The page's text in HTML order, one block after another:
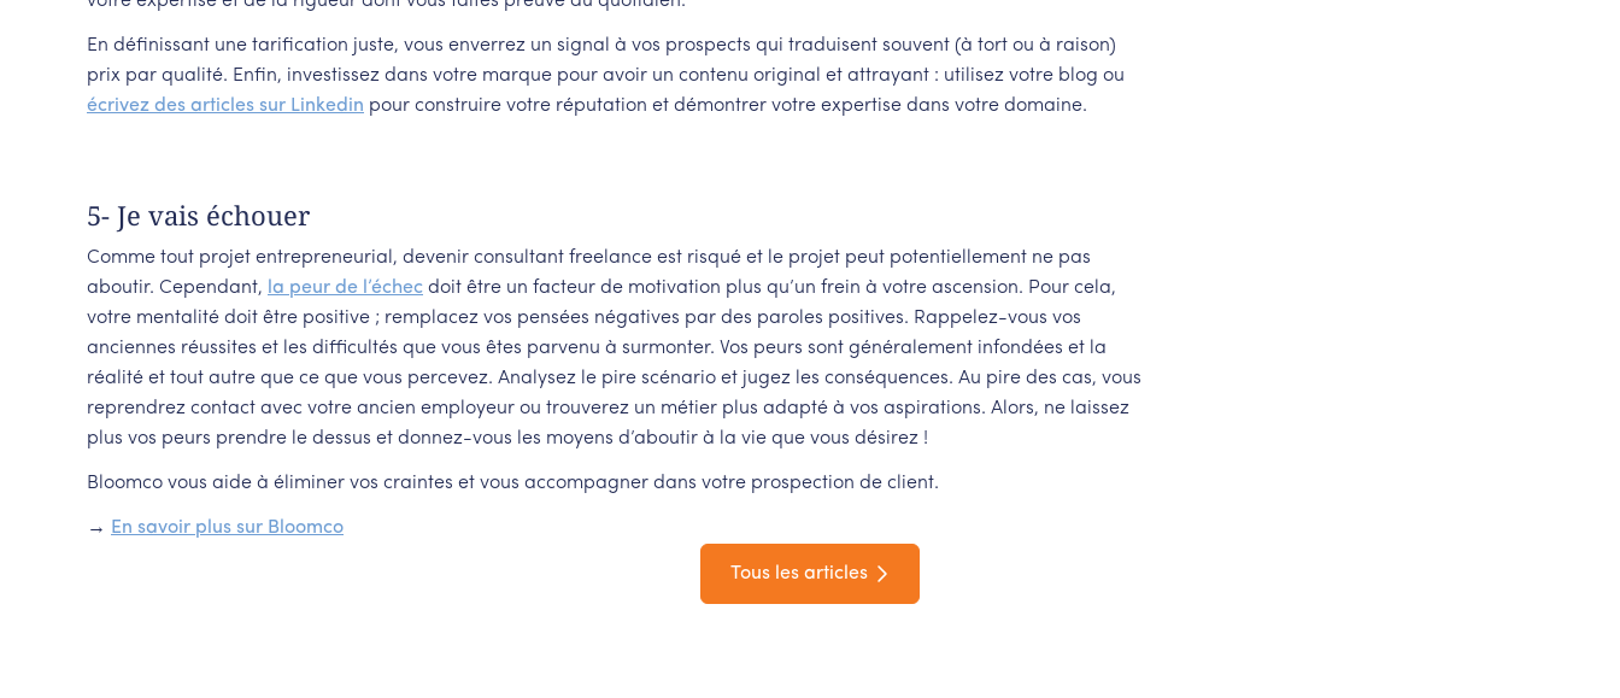
En définissant une tarification juste, vous enverrez un signal à vos prospects qui traduisent souvent (à tort ou à raison)
prix par qualité. Enfin, investissez dans votre marque pour avoir un contenu original et attrayant : utilisez votre blog ou
écrivez des articles sur Linkedin pour construire votre réputation et démontrer votre expertise dans votre domaine.
5- Je vais échouer
Comme tout projet entrepreneurial, devenir consultant freelance est risqué et le projet peut potentiellement ne pas
aboutir. Cependant, la peur de l’échec doit être un facteur de motivation plus qu’un frein à votre ascension. Pour cela,
votre mentalité doit être positive ; remplacez vos pensées négatives par des paroles positives. Rappelez-vous vos
anciennes réussites et les difficultés que vous êtes parvenu à surmonter. Vos peurs sont généralement infondées et la
réalité et tout autre que ce que vous percevez. Analysez le pire scénario et jugez les conséquences. Au pire des cas, vous
reprendrez contact avec votre ancien employeur ou trouverez un métier plus adapté à vos aspirations. Alors, ne laissez
plus vos peurs prendre le dessus et donnez-vous les moyens d’aboutir à la vie que vous désirez !
Bloomco vous aide à éliminer vos craintes et vous accompagner dans votre prospection de client.
→ En savoir plus sur Bloomco
Tous les articles